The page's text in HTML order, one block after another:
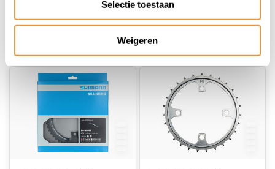
Selectie toestaan
Weigeren
78,95